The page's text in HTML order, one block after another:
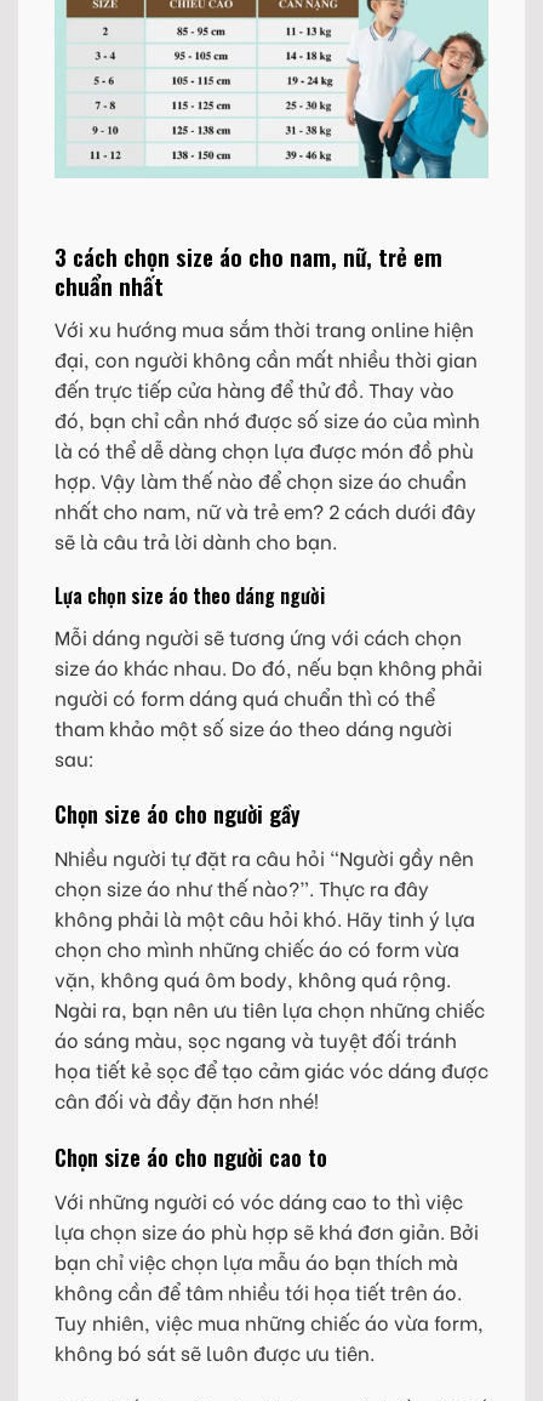
3 cách chọn size áo cho nam, nữ, trẻ em
chuẩn nhất
Với xu hướng mua sắm thời trang online hiện
đại, con người không cần mất nhiều thời gian
đến trực tiếp cửa hàng để thử đồ. Thay vào
đó, bạn chỉ cần nhớ được số size áo của mình
là có thể dễ dàng chọn lựa được món đồ phù
hợp. Vậy làm thế nào để chọn size áo chuẩn
nhất cho nam, nữ và trẻ em? 2 cách dưới đây
sẽ là câu trả lời dành cho bạn.
Lựa chọn size áo theo dáng người
Mỗi dáng người sẽ tương ứng với cách chọn
size áo khác nhau. Do đó, nếu bạn không phải
người có form dáng quá chuẩn thì có thể
tham khảo một số size áo theo dáng người
sau:
Chọn size áo cho người gầy
Nhiều người tự đặt ra câu hỏi “Người gầy nên
chọn size áo như thế nào?”. Thực ra đây
không phải là một câu hỏi khó. Hãy tinh ý lựa
chọn cho mình những chiếc áo có form vừa
vặn, không quá ôm body, không quá rộng.
Ngài ra, bạn nên ưu tiên lựa chọn những chiếc
áo sáng màu, sọc ngang và tuyệt đối tránh
họa tiết kẻ sọc để tạo cảm giác vóc dáng được
cân đối và đầy đặn hơn nhé!
Chọn size áo cho người cao to
Với những người có vóc dáng cao to thì việc
lựa chọn size áo phù hợp sẽ khá đơn giản. Bởi
bạn chỉ việc chọn lựa mẫu áo bạn thích mà
không cần để tâm nhiều tới họa tiết trên áo.
Tuy nhiên, việc mua những chiếc áo vừa form,
không bó sát sẽ luôn được ưu tiên.